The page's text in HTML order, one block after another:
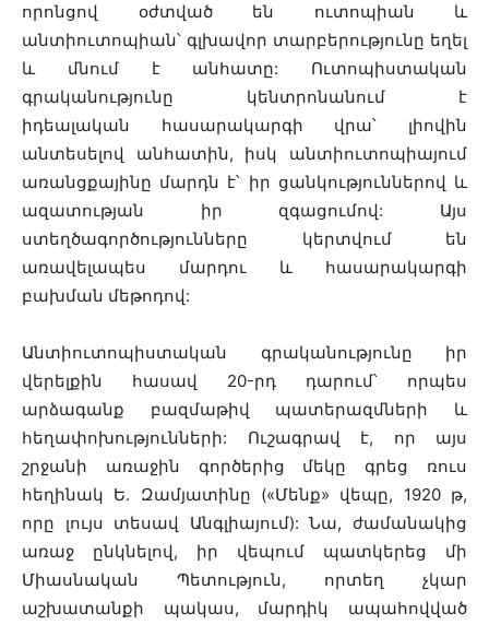
որոնցով օժտված են ուտոպիան և
անտիուտոպիան՝ գլխավոր տարբերությունը եղել
և մնում է անհատը: Ուտոպիստական
գրականությունը կենտրոնանում է
իդեալական հասարակարգի վրա՝ լիովին
անտեսելով անհատին, իսկ անտիուտոպիայում
առանցքայինը մարդն է՝ իր ցանկություններով և
ազատության իր զգացումով: Այս
ստեղծագործությունները կերտվում են
առավելապես մարդու և հասարակարգի
բախման մեթոդով:
Անտիուտոպիստական գրականությունը իր
վերելքին հասավ 20-րդ դարում՝ որպես
արձագանք բազմաթիվ պատերազմների և
հեղափոխությունների: Ուշագրավ է, որ այս
շրջանի առաջին գործերից մեկը գրեց ռուս
հեղինակ Ե. Զամյատինը («Մենք» վեպը, 1920 թ,
որը լույս տեսավ Անգլիայում): Նա, ժամանակից
առաջ ընկնելով, իր վեպում պատկերեց մի
Միասնական Պետություն, որտեղ չկար
աշխատանքի պակաս, մարդիկ ապահովված